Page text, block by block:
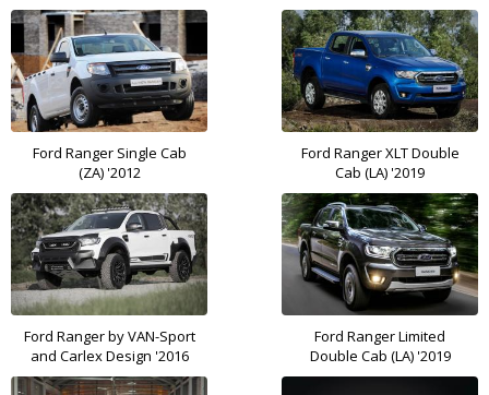
Ford Ranger Single Cab
(ZA) '2012
Ford Ranger XLT Double
Cab (LA) '2019
Ford Ranger by VAN-Sport
and Carlex Design '2016
Ford Ranger Limited
Double Cab (LA) '2019